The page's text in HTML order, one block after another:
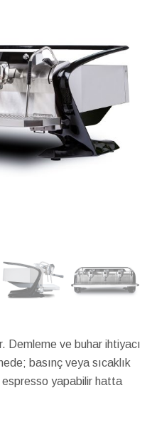
Demleme ve buhar ihtiyacı
basınç veya sıcaklık
espresso yapabilir hatta